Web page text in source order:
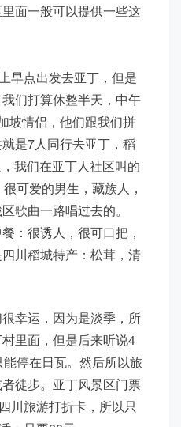
面一般可以提供一些这
早点出发去亚丁，但是
们打算休整半天，中午
坡情侣，他们跟我们拼
是7人同行去亚丁，稻
我们在亚丁人社区叫的
可爱的男生，藏族人，
歌曲一路唱过去的。
：很诱人，很可口把，
川稻城特产：松茸，清
幸运，因为是淡季，所
里面，但是后来听说4
停在日瓦。然后所以旅
徒步。亚丁风景区门票
川旅游打折卡，所以只